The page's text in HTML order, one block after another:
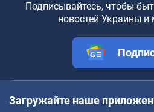
Подписывайтесь, чтобы
новостей Украины и
Загружайте наше